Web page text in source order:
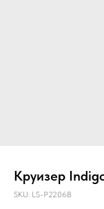
Круизер
SKU: LS-P2206B